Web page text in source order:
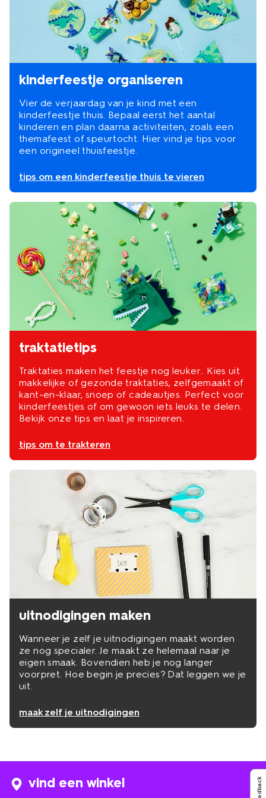
kinderfeestje organiseren
Vier de verjaardag van je kind met een
kinderfeestje thuis. Bepaal eerst het aantal
kinderen en plan daarna activiteiten, zoals een
themafeest of speurtocht. Hier vind je tips voor
een origineel thuisfeestje.
tips om een kinderfeestje thuis te vieren
traktatietips
Traktaties maken het feestje nog leuker.. Kies uit
makkelijke of gezonde traktaties, zelfgemaakt of
kant-en-klaar, snoep of cadeautjes. Perfect voor
kinderfeestjes of om gewoon iets leuks te delen.
Bekijk onze tips en laat je inspireren.
tips om te trakteren
uitnodigingen maken
Wanneer je zelf je uitnodigingen maakt worden
ze nog specialer. Je maakt ze helemaal naar je
eigen smaak. Bovendien heb je nog langer
voorpret. Hoe begin je precies? Dat leggen we je
uit.
maak zelf je uitnodigingen
vind een winkel Feedback